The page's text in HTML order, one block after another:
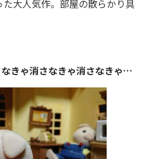
大人気作。部屋の散らかり具
きゃ消さなきゃ消さなきゃ…